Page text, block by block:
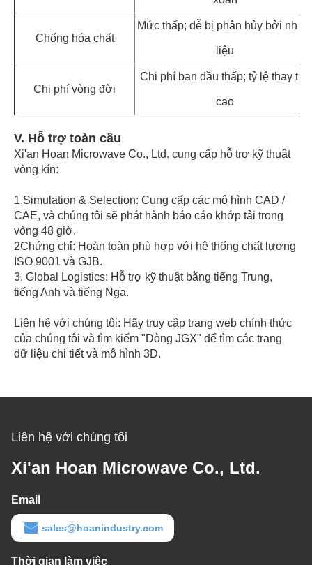
Chống hóa chất
Mức thấp; dễ bị phân hủy bởi nhiên
liệu
Chi phí vòng đời
Chi phí ban đầu thấp; tỷ lệ thay thế
cao
V. Hỗ trợ toàn cầu
Xi'an Hoan Microwave Co., Ltd. cung cấp hỗ trợ kỹ thuật
vòng kín:
1.Simulation & Selection: Cung cấp các mô hình CAD /
CAE, và chúng tôi sẽ phát hành báo cáo khớp tải trong
vòng 48 giờ.
2Chứng chỉ: Hoàn toàn phù hợp với hệ thống chất lượng
ISO 9001 và GJB.
3. Global Logistics: Hỗ trợ kỹ thuật bằng tiếng Trung,
tiếng Anh và tiếng Nga.
Liên hệ với chúng tôi: Hãy truy cập trang web chính thức
của chúng tôi và tìm kiếm "Dòng JGX" để tìm các trang
dữ liệu chi tiết và mô hình 3D.
Liên hệ với chúng tôi
Xi'an Hoan Microwave Co., Ltd.
Email
sales@hoanindustry.com
Thời gian làm việc